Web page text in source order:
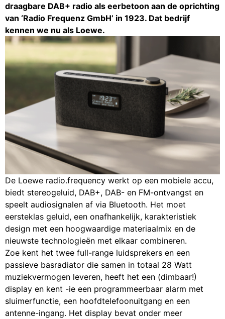
draagbare DAB+ radio als eerbetoon aan de oprichting
van ‘Radio Frequenz GmbH’ in 1923. Dat bedrijf
kennen we nu als Loewe.
De Loewe radio.frequency werkt op een mobiele accu,
biedt stereogeluid, DAB+, DAB- en FM-ontvangst en
speelt audiosignalen af via Bluetooth. Het moet
eersteklas geluid, een onafhankelijk, karakteristiek
design met een hoogwaardige materiaalmix en de
nieuwste technologieën met elkaar combineren.
Zoe kent het twee full-range luidsprekers en een
passieve basradiator die samen in totaal 28 Watt
muziekvermogen leveren, heeft het een (dimbaar!)
display en kent -ie een programmeerbaar alarm met
sluimerfunctie, een hoofdtelefoonuitgang en een
antenne-ingang. Het display bevat onder meer